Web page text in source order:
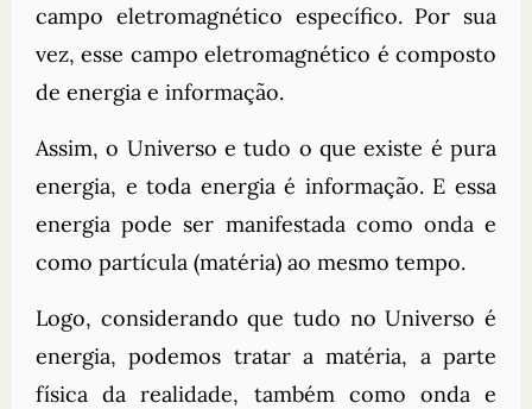
campo eletromagnético específico. Por sua
vez, esse campo eletromagnético é composto
de energia e informação.
Assim, o Universo e tudo o que existe é pura
energia, e toda energia é informação. E essa
energia pode ser manifestada como onda e
como partícula (matéria) ao mesmo tempo.
Logo, considerando que tudo no Universo é
energia, podemos tratar a matéria, a parte
física da realidade, também como onda e